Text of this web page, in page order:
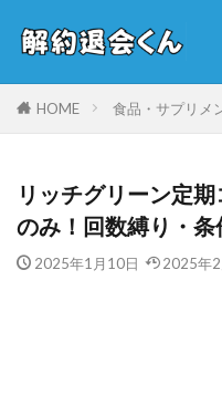
HOME 食品・サプリメ
リッチグリーン定
のみ！回数縛り・条
2025年1月10日 2025年